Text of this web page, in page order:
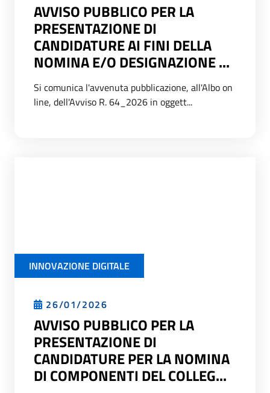
AVVISO PUBBLICO PER LA
PRESENTAZIONE DI
CANDIDATURE AI FINI DELLA
NOMINA E/O DESIGNAZIONE ...
Si comunica l'avvenuta pubblicazione, all'Albo on
line, dell'Avviso R. 64_2026 in oggett...
INNOVAZIONE DIGITALE
26/01/2026
AVVISO PUBBLICO PER LA
PRESENTAZIONE DI
CANDIDATURE PER LA NOMINA
DI COMPONENTI DEL COLLEG...